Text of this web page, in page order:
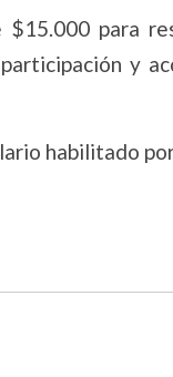
para
y
habilitado